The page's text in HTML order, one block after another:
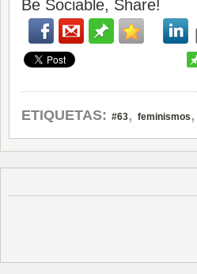
Be Sociable, Share!
ETIQUETAS: #63, feminismos ,